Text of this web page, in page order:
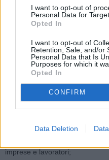
I want to opt-out of
Personal Data for
Opted In
I want to opt-out of
Retention, Sale, and/or
Personal Data that Is
Purposes for which it
Opted In
CONFIRM
Data Deletion
– l’internazionalizzazione con
supportare l’export,
eccellenza della nostra
rispettive Regioni, per
assistere le imprese per la
competitiva ed il
– azione di rilancio e
proposte di offerta turistica
– un intervento shock di
imprese e lavoratori;